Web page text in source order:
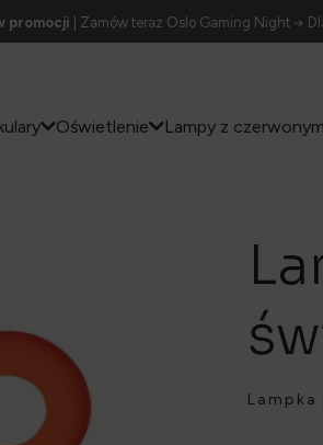
promocji | Zamów teraz Oslo Gaming Night →
Oświetlenie Lampy z